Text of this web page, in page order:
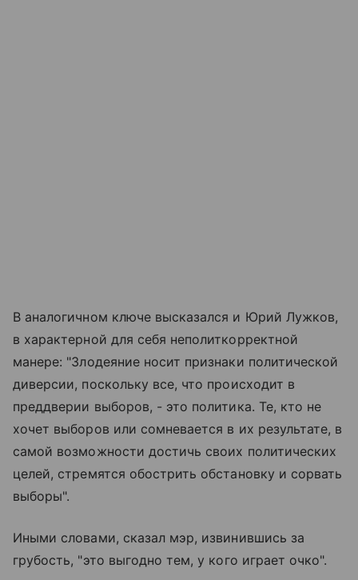
В аналогичном ключе высказался и Юрий Лужков,
в характерной для себя неполиткорректной
манере: "Злодеяние носит признаки политической
диверсии, поскольку все, что происходит в
преддверии выборов, - это политика. Те, кто не
хочет выборов или сомневается в их результате, в
самой возможности достичь своих политических
целей, стремятся обострить обстановку и сорвать
выборы".
Иными словами, сказал мэр, извинившись за
грубость, "это выгодно тем, у кого играет очко".